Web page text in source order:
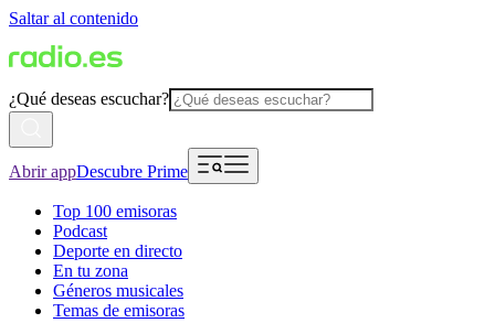
Saltar al contenido
¿Qué deseas escuchar?
Abrir appDescubre Prime
Top 100 emisoras
Podcast
Deporte en directo
En tu zona
Géneros musicales
Temas de emisoras